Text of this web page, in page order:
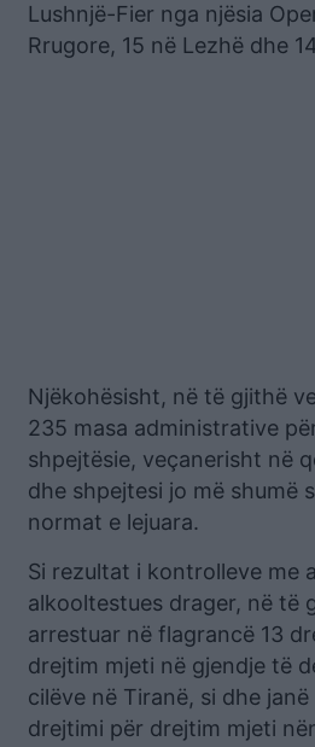
Lushnjë-Fier nga njësia
Rrugore, 15 në Lezhë dhe
Njëkohësisht, në të gjithë
235 masa administrative
shpejtësie, veçanerisht në
dhe shpejtesi jo më shumë
normat e lejuara.
Si rezultat i kontrolleve me
alkooltestues drager, në të
arrestuar në flagrancë 13
drejtim mjeti në gjendje të
cilëve në Tiranë, si dhe
drejtimi për drejtim mjeti